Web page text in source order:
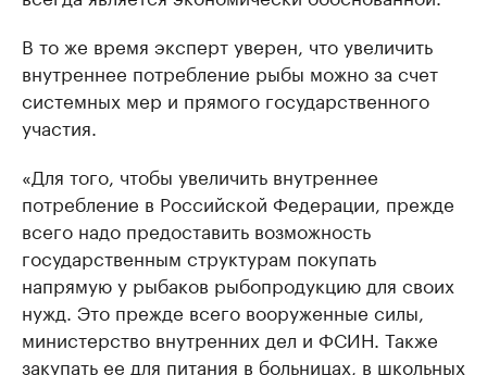
В то же время эксперт уверен, что увеличить
внутреннее потребление рыбы можно за счет
системных мер и прямого государственного
участия.
«Для того, чтобы увеличить внутреннее
потребление в Российской Федерации, прежде
всего надо предоставить возможность
государственным структурам покупать
напрямую у рыбаков рыбопродукцию для своих
нужд. Это прежде всего вооруженные силы,
министерство внутренних дел и ФСИН. Также
закупать ее для питания в больницах, в школьных